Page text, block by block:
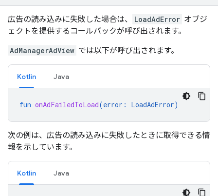
広告の読み込みに失敗した場合は、 LoadAdError オブジ
ェクトを提供するコールバックが呼び出されます。
AdManagerAdView では以下が呼び出されます。
Kotlin Java
fun onAdFailedToLoad(error : LoadAdError)
次の例は、広告の読み込みに失敗したときに取得できる情
報を示しています。
Kotlin Java